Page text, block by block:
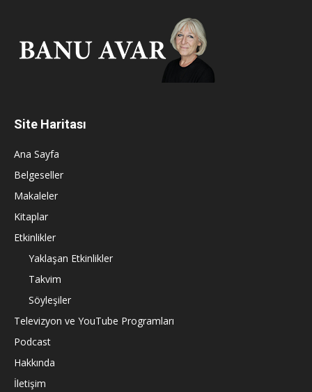
Site Haritası
Ana Sayfa
Belgeseller
Makaleler
Kitaplar
Etkinlikler
Yaklaşan Etkinlikler
Takvim
Söyleşiler
Televizyon ve YouTube Programları
Podcast
Hakkında
İletişim